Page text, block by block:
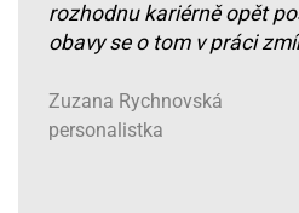
rozhodnu kariérně opět
obavy se o tom v práci
Zuzana Rychnovská
personalistka